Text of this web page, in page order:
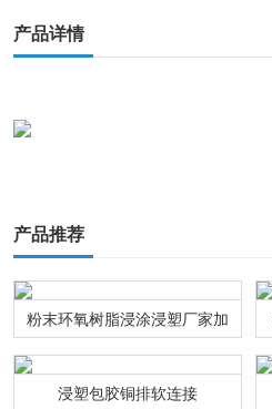
产品推荐
粉末环氧树脂浸涂浸塑厂家加
工
浸塑包胶铜排软连接
产品详情